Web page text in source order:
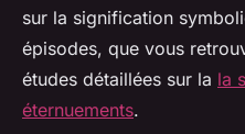
sur la signification
épisodes, que vous
études détaillées sur la la
éternuements.